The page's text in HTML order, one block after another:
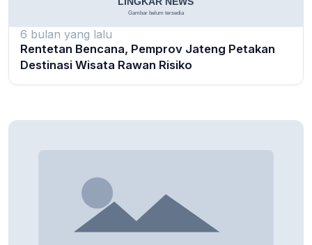
6 bulan yang lalu
Rentetan Bencana, Pemprov Jateng Petakan
Destinasi Wisata Rawan Risiko